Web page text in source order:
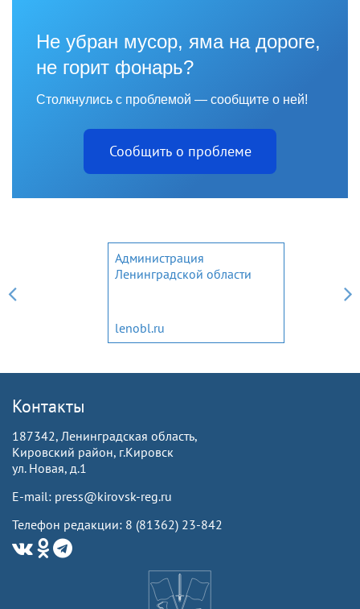
Не убран мусор, яма на дороге,
не горит фонарь?
Столкнулись с проблемой — сообщите о ней!
Сообщить о проблеме
Администрация
Ленинградской области
lenobl.ru
Контакты
187342, Ленинградская область,
Кировский район, г.Кировск
ул. Новая, д.1
E-mail: press@kirovsk-reg.ru
Телефон редакции: 8 (81362) 23-842